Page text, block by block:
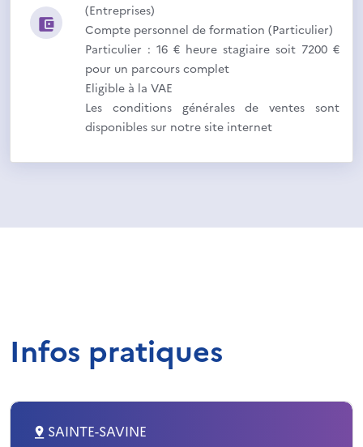
(Entreprises)
Compte personnel de formation (Particulier)
Particulier : 16 € heure stagiaire soit 7200 €
pour un parcours complet
Eligible à la VAE
Les conditions générales de ventes sont
disponibles sur notre site internet
Infos pratiques
SAINTE-SAVINE